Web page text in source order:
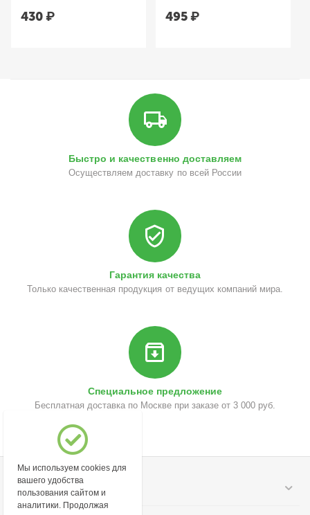
430₽ 495₽
Быстро и качественно доставляем
Осуществляем доставку по всей России
Гарантия качества
Только качественная продукция от ведущих компаний мира.
Специальное предложение
Бесплатная доставка по Москве при заказе от 3 000 руб.
Моя учетная запись
Мы используем cookies для
вашего удобства
пользования сайтом и
аналитики. Продолжая